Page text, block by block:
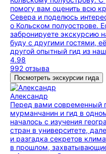
помогу вам оценить всю
Севера и поделюсь
о Кольском полуострове.
забронируете экскурсию
буду с другими гостями,
другой опытный гид из
4.98
992 отзыва
Посмотреть экскурсии гида
Александр
Перед вами современный
мурманчанин и гид в
началось с изучения
стран в университете,
и разгадка секретов
в прошлом,